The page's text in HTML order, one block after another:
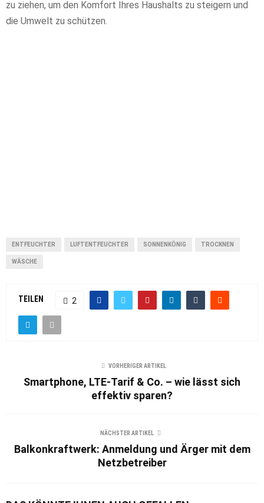
zu ziehen, um den Komfort Ihres Haushalts zu steigern und
die Umwelt zu schützen.
ENTFEUCHTER LUFTENTFEUCHTER SONNENKÖNIG TROCKNEN
WÄSCHE
TEILEN 2
VORHERIGER ARTIKEL
Smartphone, LTE-Tarif & Co. – wie lässt sich
effektiv sparen?
NÄCHSTER ARTIKEL
Balkonkraftwerk: Anmeldung und Ärger mit dem
Netzbetreiber